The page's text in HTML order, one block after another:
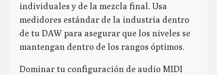
individuales y de la mezcla final. Usa
medidores estándar de la industria dentro
de tu DAW para asegurar que los niveles se
mantengan dentro de los rangos óptimos.
Dominar tu configuración de audio MIDI